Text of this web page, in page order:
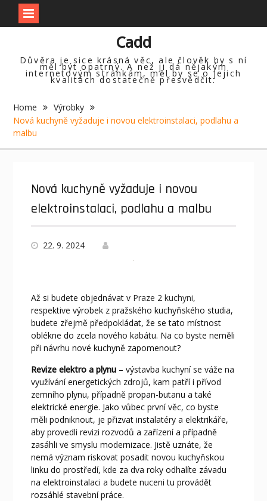
content
Cadd
Důvěra je sice krásná věc, ale člověk by s ní
měl být opatrný. A než ji dá nějakým
internetovým stránkám, měl by se o jejich
kvalitách dostatečně přesvědčit.
Home
Výrobky
Nová kuchyně vyžaduje i novou elektroinstalaci, podlahu a
malbu
Nová kuchyně vyžaduje i novou
elektroinstalaci, podlahu a malbu
22. 9. 2024
Až si budete objednávat v Praze 2 kuchyni,
respektive výrobek z pražského kuchyňského studia,
budete zřejmě předpokládat, že se tato místnost
oblékne do zcela nového kabátu. Na co byste neměli
při návrhu nové kuchyně zapomenout?
Revize elektro a plynu – výstavba kuchyní se váže na
využívání energetických zdrojů, kam patří i přívod
zemního plynu, případně propan-butanu a také
elektrické energie. Jako vůbec první věc, co byste
měli podniknout, je přizvat instalatéry a elektrikáře,
aby provedli revizi rozvodů a zařízení a případně
zasáhli ve smyslu modernizace. Jistě uznáte, že
nemá význam riskovat posadit novou kuchyňskou
linku do prostředí, kde za dva roky odhalíte závadu
na elektroinstalaci a budete nuceni tu provádět
rozsáhlé stavební práce.